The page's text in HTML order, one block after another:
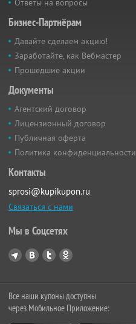
Ответы на вопросы
Бизнес-Партнёрам
Давайте сделаем акцию!
Заработайте, как Вебмастер
Прошедшие акции
Документы
Агентский договор
Лицензионный договор
Публичная оферта
Политика конфиденциальности
Контакты
sprosi@kupikupon.ru
Связаться с нами
Мы в Соцсетях
Все наши купоны доступны
через Мобильное Приложение: